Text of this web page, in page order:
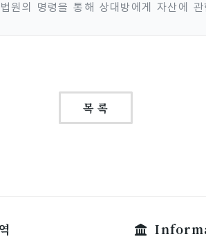
법원의 명령을 통해 상대방에게 자산에
목 록